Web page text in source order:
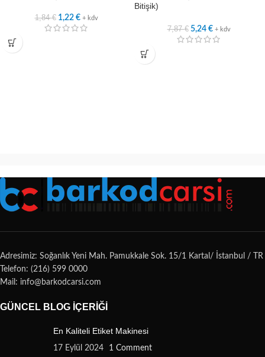
1,84€ 1,22 € + kdv
Bitişik)
7,87€ 5,24 € + kdv
Adresimiz: Soğanlık Yeni Mah. Pamukkale Sok. 15/1 Kartal/ İstanbul / TR
Telefon: (216) 599 0000
Mail: info@barkodcarsi.com
GÜNCEL BLOG İÇERIĞI
En Kaliteli Etiket Makinesi
17 Eylül 2024 1 Comment